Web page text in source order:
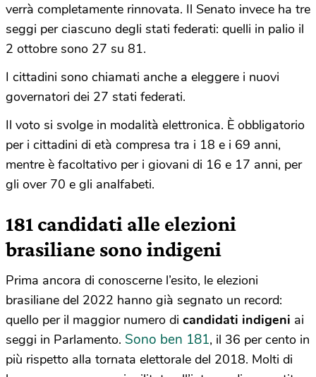
verrà completamente rinnovata. Il Senato invece ha tre
seggi per ciascuno degli stati federati: quelli in palio il
2 ottobre sono 27 su 81.
I cittadini sono chiamati anche a eleggere i nuovi
governatori dei 27 stati federati.
Il voto si svolge in modalità elettronica. È obbligatorio
per i cittadini di età compresa tra i 18 e i 69 anni,
mentre è facoltativo per i giovani di 16 e 17 anni, per
gli over 70 e gli analfabeti.
181 candidati alle elezioni
brasiliane sono indigeni
Prima ancora di conoscerne l’esito, le elezioni
brasiliane del 2022 hanno già segnato un record:
quello per il maggior numero di candidati indigeni ai
seggi in Parlamento. Sono ben 181, il 36 per cento in
più rispetto alla tornata elettorale del 2018. Molti di